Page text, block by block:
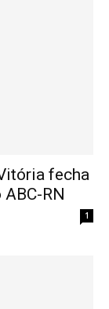
fecha
RN
1